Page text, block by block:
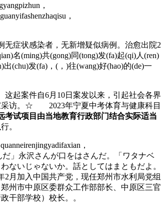
，
，
症状感染者，无新增疑似病例。治愈出院2
名(ming)共(gong)同(tong)发(fa)起(qi)人(ren)
(chu)发(fa)，(，)往(wang)好(hao)的(de)一
起案件自6月10日案发以来，引起社会各界
采访。☆ 2023年宁夏中考体育与健康科目
考试项目由当地教育行政部门结合实际适当
。
，
だ」永沢さんが口をはさんだ。「ワタナベ
ないじゃないか。話としてはまともだよ。
月加入中国共产党，现任郑州市水利局党组
州市中原区委群众工作部部长、中原区三官
干部学校）校长。。